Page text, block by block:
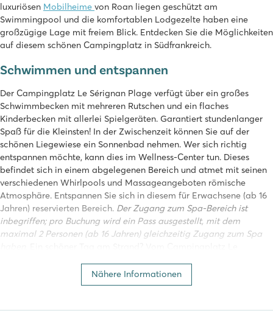
luxuriösen Mobilheime von Roan liegen geschützt am
Swimmingpool und die komfortablen Lodgezelte haben eine
großzügige Lage mit freiem Blick. Entdecken Sie die Möglichkeiten
auf diesem schönen Campingplatz in Südfrankreich.
Schwimmen und entspannen
Der Campingplatz Le Sérignan Plage verfügt über ein großes
Schwimmbecken mit mehreren Rutschen und ein flaches
Kinderbecken mit allerlei Spielgeräten. Garantiert stundenlanger
Spaß für die Kleinsten! In der Zwischenzeit können Sie auf der
schönen Liegewiese ein Sonnenbad nehmen. Wer sich richtig
entspannen möchte, kann dies im Wellness-Center tun. Dieses
befindet sich in einem abgelegenen Bereich und atmet mit seinen
verschiedenen Whirlpools und Massageangeboten römische
Atmosphäre. Entspannen Sie sich in diesem für Erwachsene (ab 16
Jahren) reservierten Bereich. Der Zugang zum Spa-Bereich ist
inbegriffen; pro Buchung wird ein Pass ausgestellt, mit dem
maximal 2 Personen (ab 16 Jahren) gleichzeitig Zugang zum Spa
auch schöne Spaziergänge unternehmen können.
Nähere Informationen